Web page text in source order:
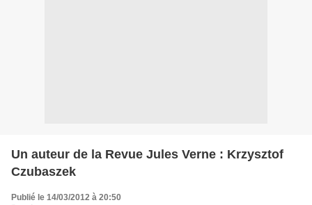
Un auteur de la Revue Jules Verne : Krzysztof
Czubaszek
Publié le 14/03/2012 à 20:50